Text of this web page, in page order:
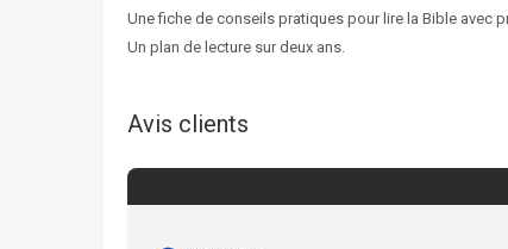
Une fiche de conseils pratiques pour lire la Bible avec
Un plan de lecture sur deux ans.
Avis clients